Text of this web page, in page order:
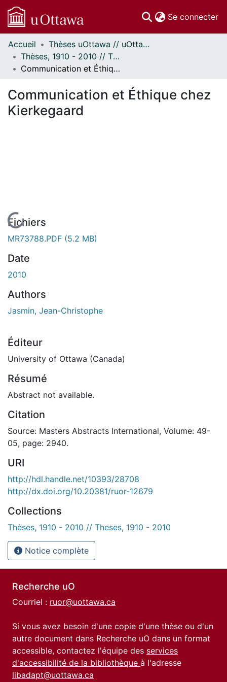
Se connecter
Communautés
et collections
Parcourir
À propos
Accueil
Thèses uOttawa // uOttawa Theses
Thèses, 1910 - 2010 // Theses, 1910 - 2010
Communication et Éthique chez Kierkegaard
Communication et Éthique chez
Kierkegaard
En cours de chargement...
Fichiers
MR73788.PDF (5.2 MB)
Date
2010
Authors
Jasmin, Jean-Christophe
Éditeur
University of Ottawa (Canada)
Résumé
Abstract not available.
Citation
Source: Masters Abstracts International, Volume: 49-
05, page: 2940.
URI
http://hdl.handle.net/10393/28708
http://dx.doi.org/10.20381/ruor-12679
Collections
Thèses, 1910 - 2010 // Theses, 1910 - 2010
Notice complète
Recherche uO
Courriel : ruor@uottawa.ca
Si vous avez besoin d'une copie d'une thèse ou d'un
autre document dans Recherche uO dans un format
accessible, contactez l'équipe des services
d'accessibilité de la bibliothèque à l'adresse
libadapt@uottawa.ca